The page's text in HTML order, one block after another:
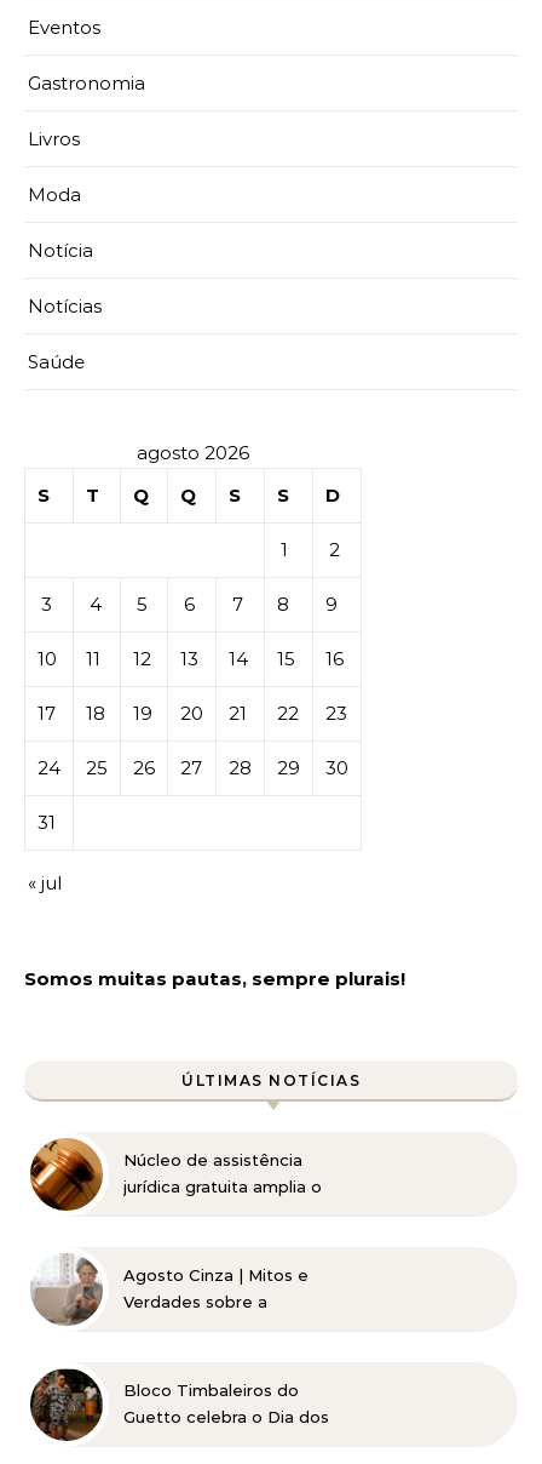
Eventos
Gastronomia
Livros
Moda
Notícia
Notícias
Saúde
agosto 2026
S
T Q Q S S D
1 2
3 4 5 6 7 8 9
10 11 12 13 14 15 16
17 18 19 20 21 22 23
24 25 26 27 28 29 30
31
« jul
Somos muitas pautas, sempre plurais!
ÚLTIMAS NOTÍCIAS
Núcleo de assistência
jurídica gratuita amplia o
Agosto Cinza | Mitos e
Verdades sobre a
Bloco Timbaleiros do
Guetto celebra o Dia dos